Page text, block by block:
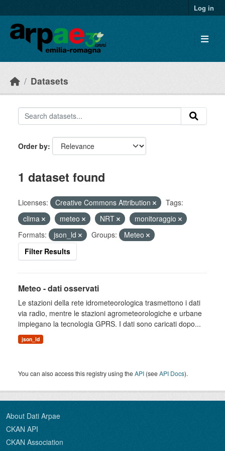
Log in
Datasets
Order by
1 dataset found
Licenses: Creative Commons Attribution
Tags:
clima
meteo NRT
monitoraggio
Formats:
json_ld Groups:
Meteo
Filter Results
Meteo - dati osservati
Le stazioni della rete idrometeorologica trasmettono i dati
via radio, mentre le stazioni agrometeorologiche e urbane
impiegano la tecnologia GPRS. I dati sono caricati dopo...
json_ld
You can also access this registry using theAPI (seeAPI Docs).
About Dati Arpae
CKAN API
CKAN Association